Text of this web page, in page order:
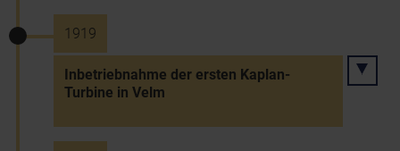
1919
Inbetriebnahme der ersten Kaplan-
Turbine in Velm